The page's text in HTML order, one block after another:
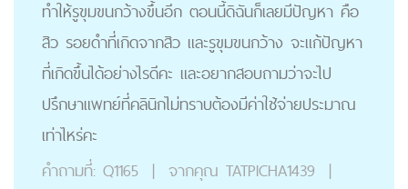
ทำให้รูขุมขนกว้างขึ้นอีก ตอนนี้ดิฉันก็เลยมีปัญหา คือ
สิว รอยดำที่เกิดจากสิว และรูขุมขนกว้าง จะแก้ปัญหา
ที่เกิดขึ้นได้อย่างไรดีคะ และอยากสอบถามว่าจะไป
ปรึกษาแพทย์ที่คลินิกไม่ทราบต้องมีค่าใช้จ่ายประมาณ
เท่าไหร่คะ
คำถามที่: Q1165 | จากคุณ TATPICHA1439 |